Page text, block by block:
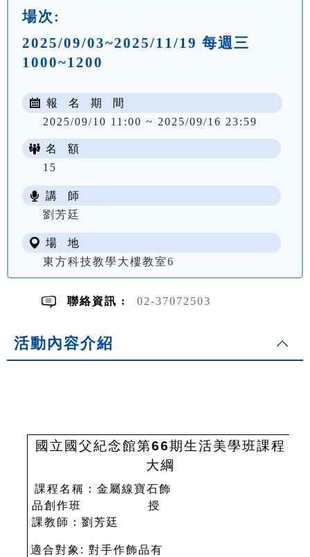
場次:
2025/09/03~2025/11/19 每週三
1000~1200
報 名 期 間
2025/09/10 11:00 ~ 2025/09/16 23:59
名 額
15
講 師
劉芳廷
場 地
東方科技教學大樓教室6
聯絡資訊 : 02-37072503
活動內容介紹
國立國父紀念館第66期生活美學班課程
大綱
課程名稱：金屬線寶石飾
品創作班
授
課教師：劉芳廷
適合對象 : 對手作飾品有